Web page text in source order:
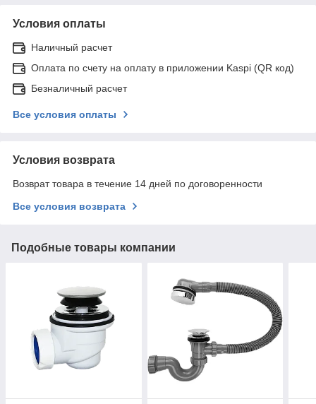
Условия оплаты
Наличный расчет
Оплата по счету на оплату в приложении Kaspi (QR код)
Безналичный расчет
Все условия оплаты
Условия возврата
Возврат товара в течение 14 дней по договоренности
Все условия возврата
Подобные товары компании